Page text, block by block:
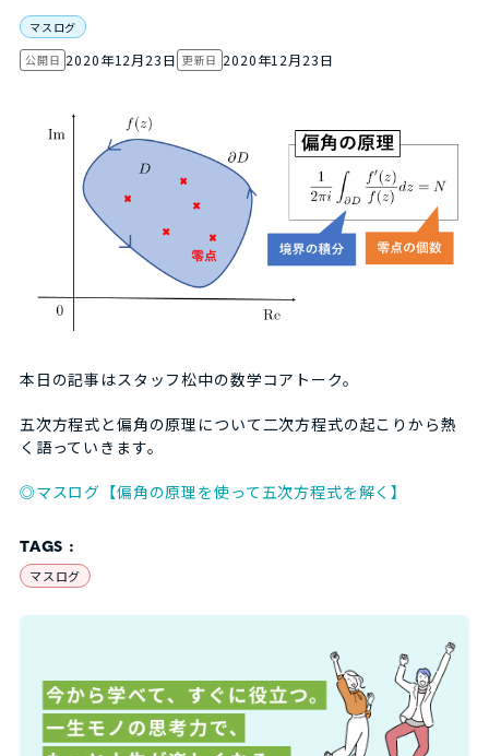
マスログ
公開日 2020年12月23日 更新日 2020年12月23日
本日の記事はスタッフ松中の数学コアトーク。
五次方程式と偏角の原理について二次方程式の起こりから熱
く語っていきます。
◎マスログ【偏角の原理を使って五次方程式を解く】
TAGS :
マスログ